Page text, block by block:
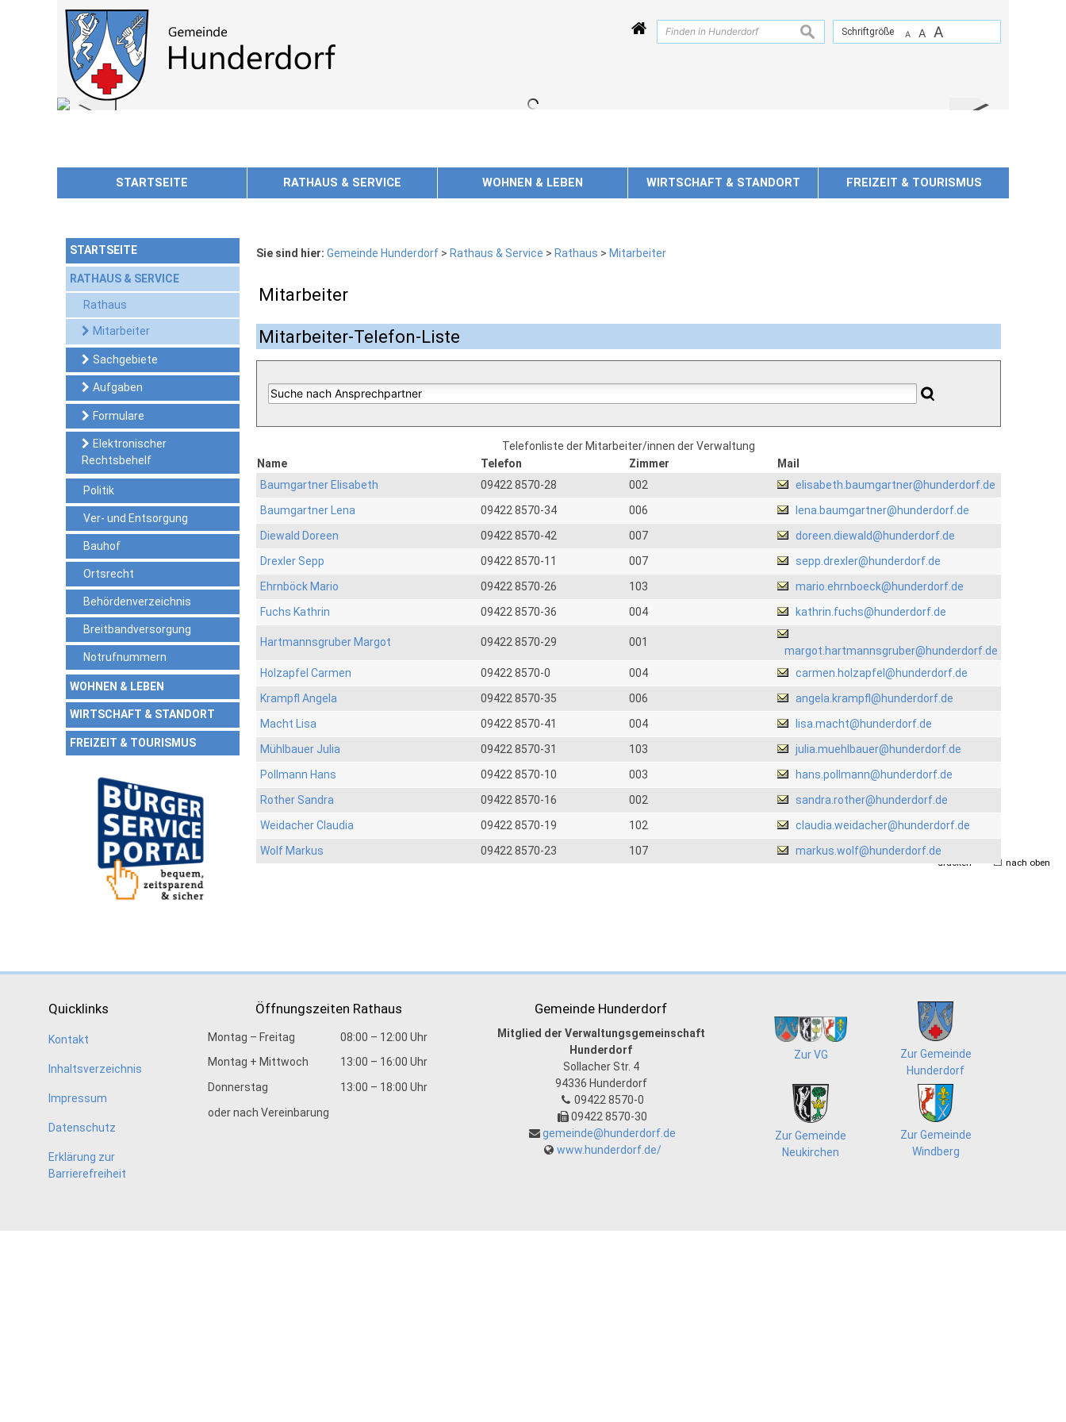
zur Navigationoder
Schriftgröße A A A
suchen
STARTSEITE RATHAUS & SERVICE WOHNEN & LEBEN WIRTSCHAFT & STANDORT FREIZEIT & TOURISMUS
STARTSEITE
RATHAUS & SERVICE
Rathaus
Mitarbeiter
Sachgebiete
Aufgaben
Formulare
Elektronischer
Rechtsbehelf
Politik
Ver- und Entsorgung
Bauhof
Ortsrecht
Behördenverzeichnis
Breitbandversorgung
Notrufnummern
WOHNEN & LEBEN
WIRTSCHAFT & STANDORT
FREIZEIT & TOURISMUS
Sie sind hier: Gemeinde Hunderdorf> Rathaus & Service > Rathaus > Mitarbeiter
Mitarbeiter
Mitarbeiter-Telefon-Liste
Telefonliste der Mitarbeiter/innen der Verwaltung
Name
Telefon Zimmer
Mail
Baumgartner Elisabeth
09422 8570-28 002
elisabeth.baumgartner@hunderdorf.de
Baumgartner Lena
09422 8570-34 006
lena.baumgartner@hunderdorf.de
Diewald Doreen
09422 8570-42 007
doreen.diewald@hunderdorf.de
Drexler Sepp
09422 8570-11 007
sepp.drexler@hunderdorf.de
Ehrnböck Mario
09422 8570-26 103
mario.ehrnboeck@hunderdorf.de
Fuchs Kathrin
09422 8570-36 004 kathrin.fuchs@hunderdorf.de
Hartmannsgruber Margot 09422 8570-29 001
margot.hartmannsgruber@hunderdorf.de
Holzapfel Carmen
09422 8570-0 004
carmen.holzapfel@hunderdorf.de
Krampfl Angela
09422 8570-35 006
angela.krampfl@hunderdorf.de
Macht Lisa
09422 8570-41 004
lisa.macht@hunderdorf.de
Mühlbauer Julia
09422 8570-31 103
julia.muehlbauer@hunderdorf.de
Pollmann Hans
09422 8570-10 003
hans.pollmann@hunderdorf.de
Rother Sandra
09422 8570-16 002
sandra.rother@hunderdorf.de
Weidacher Claudia
09422 8570-19 102
claudia.weidacher@hunderdorf.de
Wolf Markus
09422 8570-23 107 markus.wolf@hunderdorf.de
drucken nach oben
Quicklinks
Kontakt
Inhaltsverzeichnis
Impressum
Datenschutz
Erklärung zur
Barrierefreiheit
Öffnungszeiten Rathaus
Montag – Freitag
08:00 – 12:00 Uhr
Montag + Mittwoch
13:00 – 16:00 Uhr
Donnerstag
13:00 – 18:00 Uhr
oder nach Vereinbarung
Gemeinde Hunderdorf
Mitglied der Verwaltungsgemeinschaft
Hunderdorf
Sollacher Str. 4
94336 Hunderdorf
09422 8570-0
09422 8570-30
gemeinde@hunderdorf.de
www.hunderdorf.de/
Zur VG
Zur Gemeinde
Hunderdorf
Zur Gemeinde
Neukirchen
Zur Gemeinde
Windberg